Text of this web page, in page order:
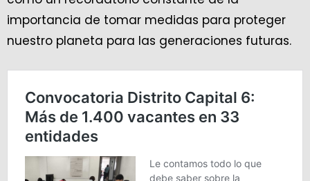
importancia de tomar medidas para proteger
nuestro planeta para las generaciones futuras.